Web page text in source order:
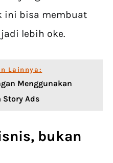
ini bisa membuat
lebih oke.
Lainnya:
Menggunakan
Story Ads
bukan